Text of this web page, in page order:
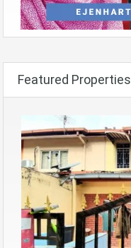
Featured Properties